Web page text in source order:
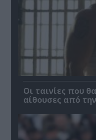
Οι ταινίες που
αίθουσες από